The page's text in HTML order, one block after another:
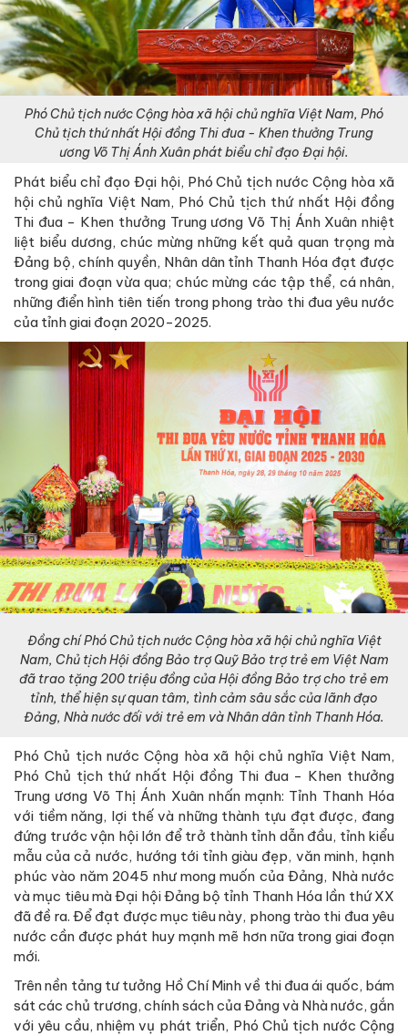
Phó Chủ tịch nước Cộng hòa xã hội chủ nghĩa Việt Nam, Phó
Chủ tịch thứ nhất Hội đồng Thi đua - Khen thưởng Trung
ương Võ Thị Ánh Xuân phát biểu chỉ đạo Đại hội.
Phát biểu chỉ đạo Đại hội, Phó Chủ tịch nước Cộng hòa xã
hội chủ nghĩa Việt Nam, Phó Chủ tịch thứ nhất Hội đồng
Thi đua - Khen thưởng Trung ương Võ Thị Ánh Xuân nhiệt
liệt biểu dương, chúc mừng những kết quả quan trọng mà
Đảng bộ, chính quyền, Nhân dân tỉnh Thanh Hóa đạt được
trong giai đoạn vừa qua; chúc mừng các tập thể, cá nhân,
những điển hình tiên tiến trong phong trào thi đua yêu nước
của tỉnh giai đoạn 2020-2025.
Đồng chí Phó Chủ tịch nước Cộng hòa xã hội chủ nghĩa Việt
Nam, Chủ tịch Hội đồng Bảo trợ Quỹ Bảo trợ trẻ em Việt Nam
đã trao tặng 200 triệu đồng của Hội đồng Bảo trợ cho trẻ em
tỉnh, thể hiện sự quan tâm, tình cảm sâu sắc của lãnh đạo
Đảng, Nhà nước đối với trẻ em và Nhân dân tỉnh Thanh Hóa.
Phó Chủ tịch nước Cộng hòa xã hội chủ nghĩa Việt Nam,
Phó Chủ tịch thứ nhất Hội đồng Thi đua - Khen thưởng
Trung ương Võ Thị Ánh Xuân nhấn mạnh: Tỉnh Thanh Hóa
với tiềm năng, lợi thế và những thành tựu đạt được, đang
đứng trước vận hội lớn để trở thành tỉnh dẫn đầu, tỉnh kiểu
mẫu của cả nước, hướng tới tỉnh giàu đẹp, văn minh, hạnh
phúc vào năm 2045 như mong muốn của Đảng, Nhà nước
và mục tiêu mà Đại hội Đảng bộ tỉnh Thanh Hóa lần thứ XX
đã đề ra. Để đạt được mục tiêu này, phong trào thi đua yêu
nước cần được phát huy mạnh mẽ hơn nữa trong giai đoạn
mới.
Trên nền tảng tư tưởng Hồ Chí Minh về thi đua ái quốc, bám
sát các chủ trương, chính sách của Đảng và Nhà nước, gắn
với yêu cầu, nhiệm vụ phát triển, Phó Chủ tịch nước Cộng